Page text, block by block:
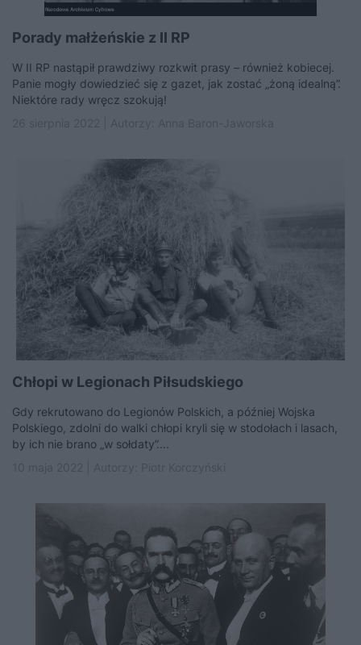
Porady małżeńskie z II RP
W II RP nastąpił prawdziwy rozkwit prasy – również kobiecej.
Panie mogły dowiedzieć się z gazet, jak zostać „żoną idealną”.
Niektóre rady wręcz szokują!
Chłopi w Legionach Piłsudskiego
Gdy rekrutowano do Legionów Polskich, a później Wojska
Polskiego, zdolni do walki chłopi kryli się w stodołach i lasach,
by ich nie brano „w sołdaty”....